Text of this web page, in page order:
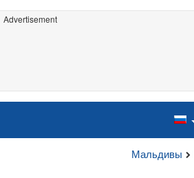
Advertisement
Мальдивы